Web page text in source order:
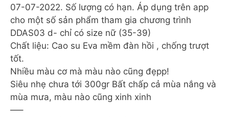
07-07-2022. Số lượng có hạn. Áp dụng trên app
cho một số sản phẩm tham gia chương trình
DDAS03 d- chỉ có size nữ (35-39)
Chất liệu: Cao su Eva mềm đàn hồi , chống trượt
tốt.
Nhiều màu cơ mà màu nào cũng đẹpp!
Siêu nhẹ chưa tới 300gr Bất chấp cả mùa nắng và
mùa mưa, màu nào cũng xinh xinh
—–